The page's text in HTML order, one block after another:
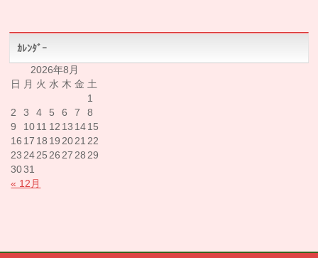
ｶﾚﾝﾀﾞｰ
2026年8月
日 月 火 水 木 金 土
« 12月
1
2
3 4 5 6 7
8
9
1011 12 13 1415
16 17 18 19 2021 22
23 2425 26 27 28 29
3031